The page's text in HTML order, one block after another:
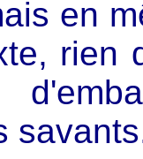
en
rien